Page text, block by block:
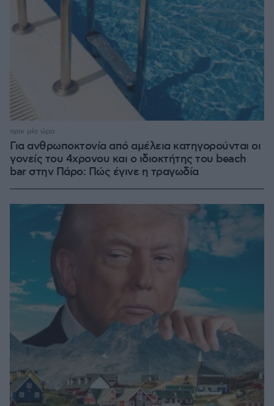
Για ανθρωποκτονία από αμέλεια κατηγορούνται οι
γονείς του 4χρονου και ο ιδιοκτήτης του beach
bar στην Πάρο: Πώς έγινε η τραγωδία
πριν μία ώρα